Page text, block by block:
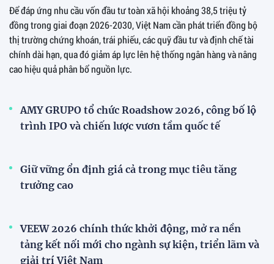
Để đáp ứng nhu cầu vốn đầu tư toàn xã hội khoảng 38,5 triệu tỷ
đồng trong giai đoạn 2026-2030, Việt Nam cần phát triển đồng bộ
thị trường chứng khoán, trái phiếu, các quỹ đầu tư và định chế tài
chính dài hạn, qua đó giảm áp lực lên hệ thống ngân hàng và nâng
cao hiệu quả phân bổ nguồn lực.
AMY GRUPO tổ chức Roadshow 2026, công bố lộ
trình IPO và chiến lược vươn tầm quốc tế
Giữ vững ổn định giá cả trong mục tiêu tăng
trưởng cao
VEEW 2026 chính thức khởi động, mở ra nền
tảng kết nối mới cho ngành sự kiện, triển lãm và
giải trí Việt Nam